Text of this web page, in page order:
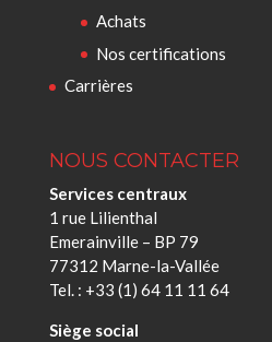
Achats
Nos certifications
Carrières
NOUS CONTACTER
Services centraux
1 rue Lilienthal
Emerainville – BP 79
77312 Marne-la-Vallée
Tel. : +33 (1) 64 11 11 64
Siège social